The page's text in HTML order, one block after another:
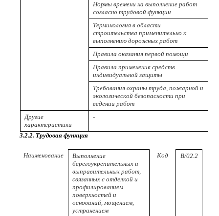
Нормы времени на выполнение работ
согласно трудовой функции
Терминология в области
строительства применительно к
выполнению дорожных работ
Правила оказания первой помощи
Правила применения средств
индивидуальной защиты
Требования охраны труда, пожарной и
экологической безопасности при
ведении работ
Другие
характеристики
-
3.2.2. Трудовая функция
Наименование
Выполнение
берегоукрепительных и
выправительных работ,
связанных с отделкой и
профилированием
поверхностей и
оснований, мощением,
устранением
Код B/02.2